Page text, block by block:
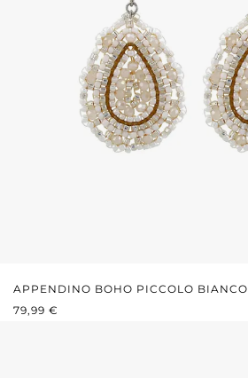
APPENDINO BOHO PICCOLO BIANCO
PREZZO NORMALE:
79,99 €